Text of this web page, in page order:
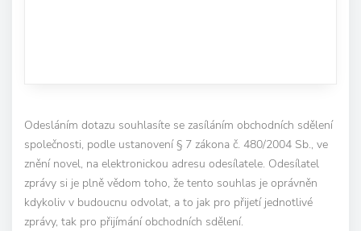
Odesláním dotazu souhlasíte se zasíláním obchodních sdělení
společnosti, podle ustanovení § 7 zákona č. 480/2004 Sb., ve
znění novel, na elektronickou adresu odesílatele. Odesílatel
zprávy si je plně vědom toho, že tento souhlas je oprávněn
kdykoliv v budoucnu odvolat, a to jak pro přijetí jednotlivé
zprávy, tak pro přijímání obchodních sdělení.